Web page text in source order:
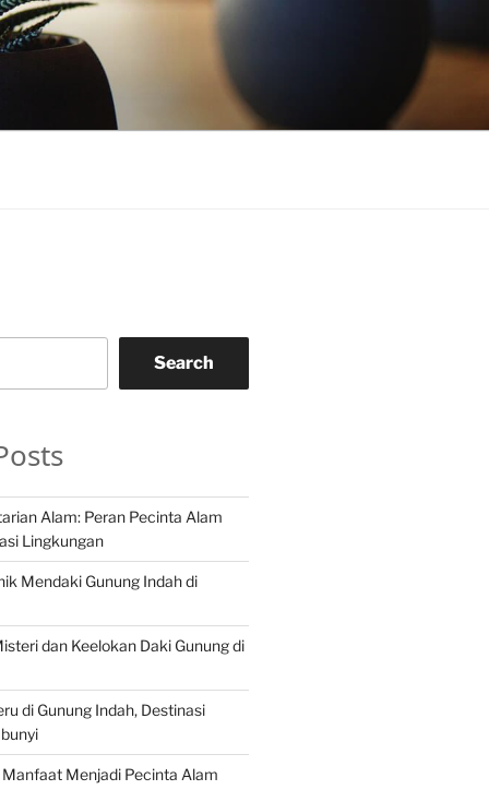
Search
Alam: Peran Pecinta Alam
Lingkungan
Mendaki Gunung Indah di
dan Keelokan Daki Gunung di
di Gunung Indah, Destinasi
Menjadi Pecinta Alam